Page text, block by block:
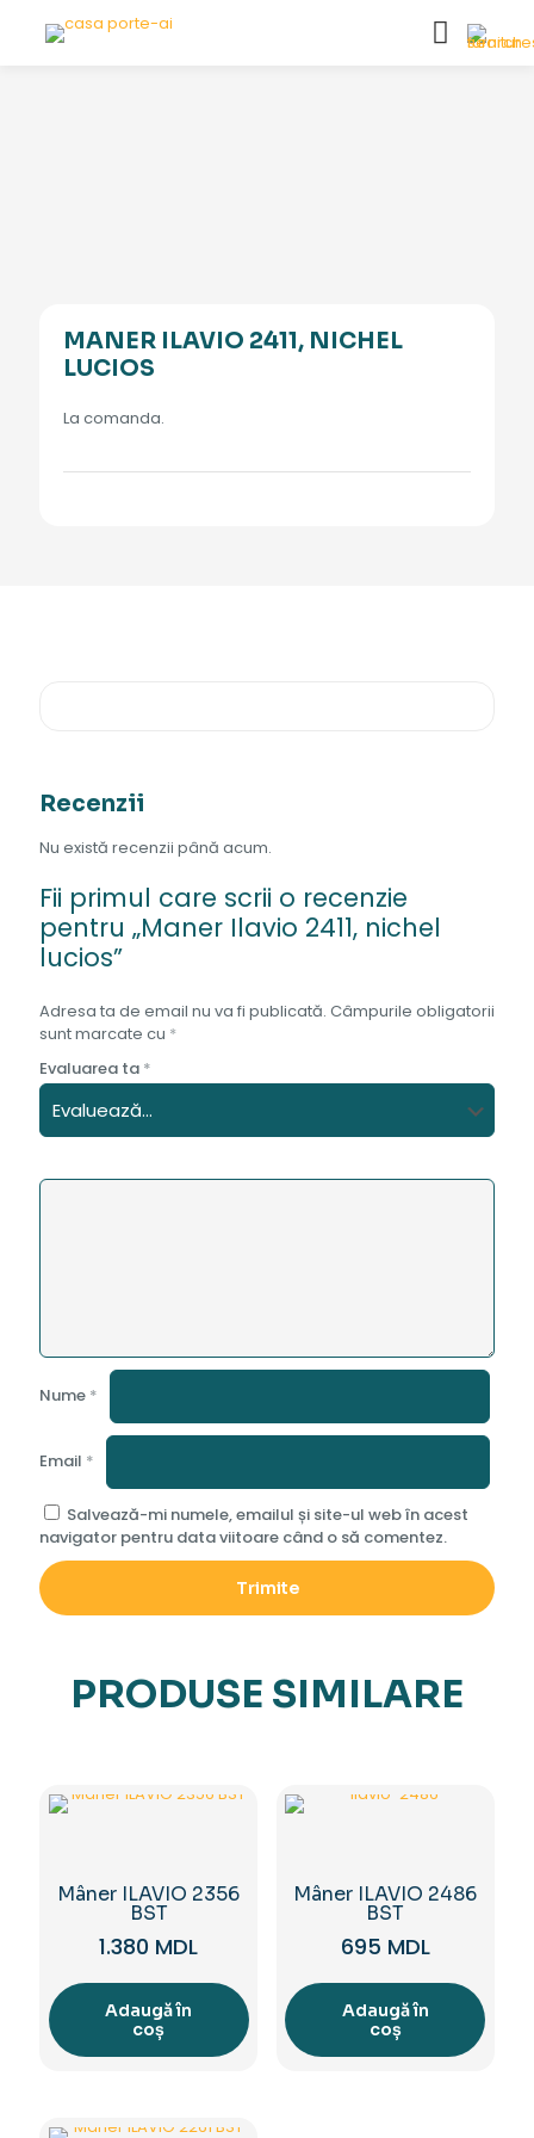
MANER ILAVIO 2411, NICHEL
LUCIOS
La comanda.
Recenzii
Nu există recenzii până acum.
Fii primul care scrii o recenzie
pentru „Maner Ilavio 2411, nichel
lucios”
Adresa ta de email nu va fi publicată. Câmpurile obligatorii
sunt marcate cu *
Evaluarea ta *
Nume *
Email *
Salvează-mi numele, emailul și site-ul web în acest
navigator pentru data viitoare când o să comentez.
PRODUSE SIMILARE
Mâner ILAVIO 2356
BST
1.380 MDL
Adaugă în
coș
Mâner ILAVIO 2486
BST
695 MDL
Adaugă în
coș